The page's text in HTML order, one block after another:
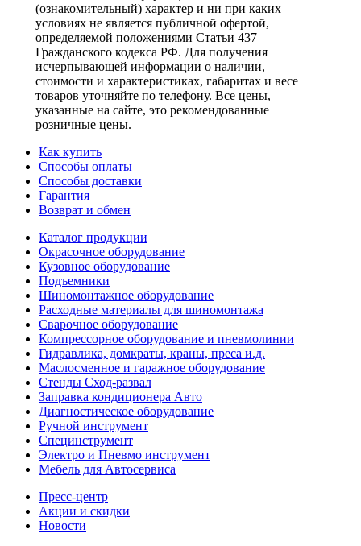
(ознакомительный) характер и ни при каких
условиях не является публичной офертой,
определяемой положениями Статьи 437
Гражданского кодекса РФ. Для получения
исчерпывающей информации о наличии,
стоимости и характеристиках, габаритах и весе
товаров уточняйте по телефону. Все цены,
указанные на сайте, это рекомендованные
розничные цены.
Как купить
Способы оплаты
Способы доставки
Гарантия
Возврат и обмен
Каталог продукции
Окрасочное оборудование
Кузовное оборудование
Подъемники
Шиномонтажное оборудование
Расходные материалы для шиномонтажа
Сварочное оборудование
Компрессорное оборудование и пневмолинии
Гидравлика, домкраты, краны, преса и.д.
Маслосменное и гаражное оборудование
Стенды Сход-развал
Заправка кондиционера Авто
Диагностическое оборудование
Ручной инструмент
Специнструмент
Электро и Пневмо инструмент
Мебель для Автосервиса
Пресс-центр
Акции и скидки
Новости